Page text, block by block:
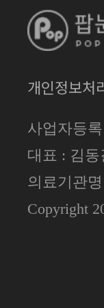
개인정보처
사업자등
대표 : 김동
의료기관
Copyright